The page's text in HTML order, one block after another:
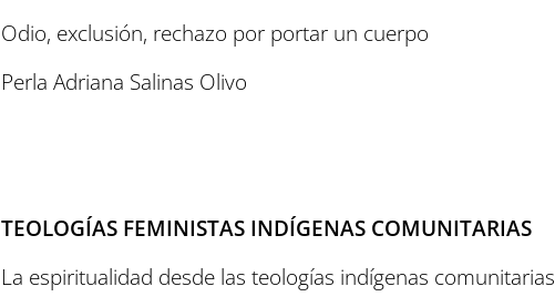
Odio, exclusión, rechazo por portar un cuerpo
Perla Adriana Salinas Olivo
TEOLOGÍAS FEMINISTAS INDÍGENAS COMUNITARIAS
La espiritualidad desde las teologías indígenas comunitarias